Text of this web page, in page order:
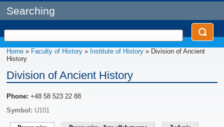
Searching
Home » Faculty of History » Institute of History » Division of Ancient
History
Division of Ancient History
Phone: +48 58 523 22 88
Symbol: U101